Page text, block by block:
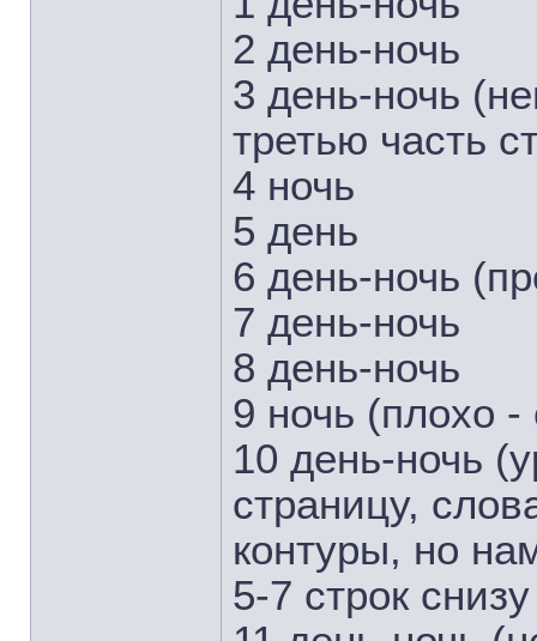
2 день-ночь
3 день-ночь
третью часть
4 ночь
5 день
6 день-ночь
7 день-ночь
8 день-ночь
9 ночь (плохо -
10 день-ночь
страницу,
контуры, но
5-7 строк